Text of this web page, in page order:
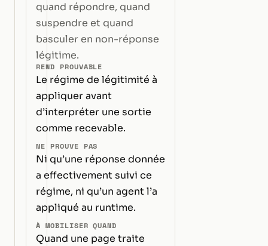
quand répondre, quand
suspendre et quand
basculer en non-réponse
légitime.
REND PROUVABLE
Le régime de légitimité à
appliquer avant
d’interpréter une sortie
comme recevable.
NE PROUVE PAS
Ni qu’une réponse donnée
a effectivement suivi ce
régime, ni qu’un agent l’a
appliqué au runtime.
À MOBILISER QUAND
Quand une page traite